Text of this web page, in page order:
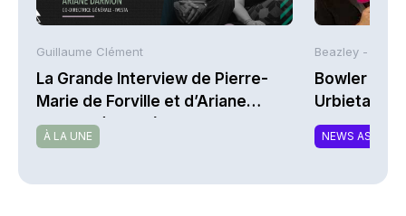
Guillaume Clément
La Grande Interview de Pierre-
Marie de Forville et d’Ariane
Darmon (Ivesta)
À LA UNE
Beazley -
Bowler
Urbieta |
NEWS